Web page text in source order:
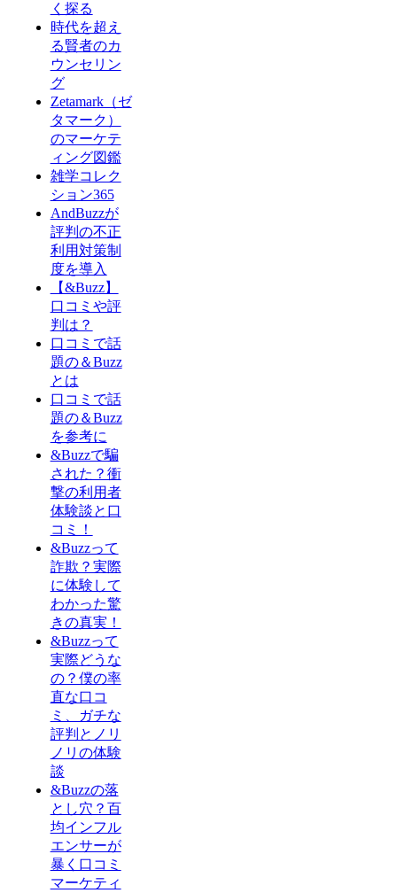
く探る
時代を超え
る賢者のカ
ウンセリン
グ
Zetamark（ゼ
タマーク）
のマーケテ
ィング図鑑
雑学コレク
ション365
AndBuzzが
評判の不正
利用対策制
度を導入
【&Buzz】
口コミや評
判は？
口コミで話
題の＆Buzz
とは
口コミで話
題の＆Buzz
を参考に
&Buzzで騙
された？衝
撃の利用者
体験談と口
コミ！
&Buzzって
詐欺？実際
に体験して
わかった驚
きの真実！
&Buzzって
実際どうな
の？僕の率
直な口コ
ミ、ガチな
評判とノリ
ノリの体験
談
&Buzzの落
とし穴？百
均インフル
エンサーが
暴く口コミ
マーケティ